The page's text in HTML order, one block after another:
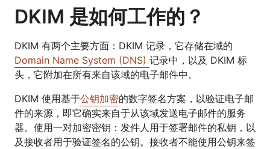
DKIM 是如何工作的？
DKIM 有两个主要方面：DKIM 记录，它存储在域的
Domain Name System (DNS) 记录中，以及 DKIM 标
头，它附加在所有来自该域的电子邮件中。
DKIM 使用基于公钥加密的数字签名方案，以验证电子邮
件的来源，即它确实来自于从该域发送电子邮件的服务
器。使用一对加密密钥：发件人用于签署邮件的私钥，以
及接收者用于验证签名的公钥。接收者不能使用公钥来签